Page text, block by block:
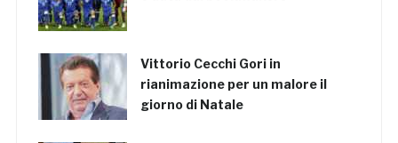
Vittorio Cecchi Gori in
rianimazione per un malore il
giorno di Natale